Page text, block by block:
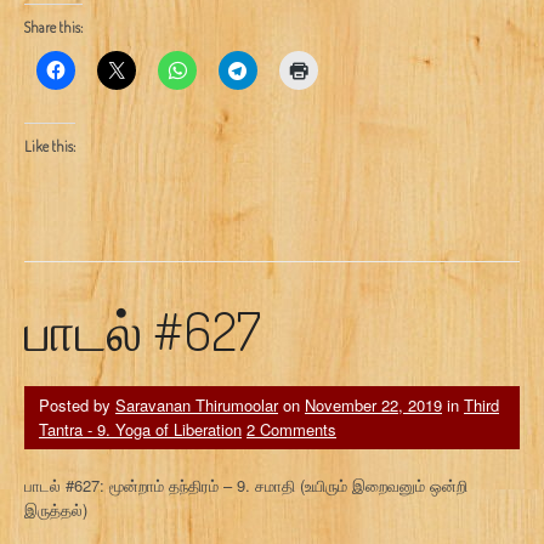
Share this:
Like this:
பாடல் #627
Posted by Saravanan Thirumoolaron November 22, 2019 in Third
Tantra - 9. Yoga of Liberation 2 Comments
பாடல் #627: மூன்றாம் தந்திரம் – 9. சமாதி (உயிரும் இறைவனும் ஒன்றி
இருத்தல்)